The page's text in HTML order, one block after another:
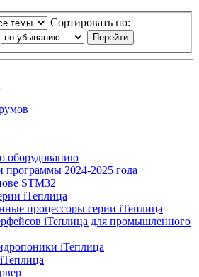
Сортировать по:
оборудованию
программы 2024-2025 года
STM32
iТеплица
процессоры серии iТеплица
iТеплица для промышленного
iТеплица